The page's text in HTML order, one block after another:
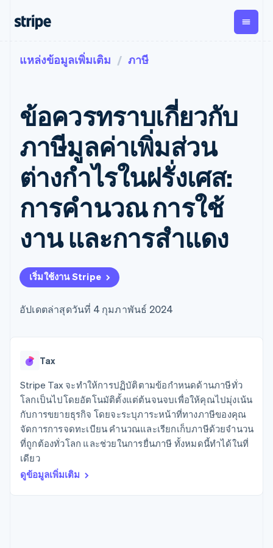
การชำระเงิน
การชำระเงิน
ออนไลน์
Payment links
การชำระเงิน
เขียนโค้ด
Checkout
UI การชำระ
เงินสำเร็จรูป
Elements
องค์ประกอบ UI
ที่ยืดหยุ่น
วิธีการชำระ
มากกว่า 125
รายการ
Authorization
ยกระดับการ
รวดเร็วขึ้น
รายรับ
แบบแผนล่วง
หน้า
Metronome
การเรียกเก็บ
เงินตามการ
ใช้งาน
การชำระเงิน
ตามรอบบิล
การชำระเงิน
ตามรอบบิล
Invoicing
ครั้งเดียวหรือ
ตามแบบแผน
ขายและ VAT
อัตโนมัติ
Revenue
Data
Pipeline
การซิงค์
ข้อมูล
Global
เบิกจ่าย
บุคคลที่
สาม
เพิ่มเติม
ดูสิ่งที่กำลังจะมาถึง
ตามขั้น
ตามกรณีใช้งาน
การค้าแบบใช้เอเจนต์
อีคอมเมิร์ซ
รวมในตัว
การทำงานอัตโนมัติด้าน
ธุรกิจทั่วโลก
การชำระเงินในแอป
การจัดการเงิน
แพลตฟอร์ม
แวดวงครีเอเตอร์
เกม
การบริการ การเดินทาง
และสันทนาการ
ประกันภัย
สื่อและความบันเทิง
องค์กรไม่แสวงผลกำไร
ธุรกิจค้าปลีก
เอกสารประกอบ
ข้อมูลอ้างอิงเกี่ยวกับ API
ไลบรารีและ SDK
Stripe Apps
คู่มือ
ติดตั้งใช้งานการชำระเงิน
สำเร็จรูป
สร้างแพลตฟอร์มหรือ
มาร์เก็ตเพลส
จัดการการชำระเงินตาม
เสนอการเรียกเก็บเงินตาม
การใช้งาน
รองรับอยู่
จัดเตรียมและจัดการ
การเชื่อมต่อการทำงาน
แอป
ตัวอย่างโค้ด
บล็อกของนักพัฒนา
สถานะ API
เรียนรู้
คู่มือ
การสนับสนุน
รับการสนับสนุน
รับการจัดการ
บริการเฉพาะทาง
บริษัท
แผนงานผลิตภัณฑ์
การประชุมประจำปีแบบ
เซสชัน
การติดต่อ
ติดต่อฝ่ายขาย
สมัครเป็นพาร์ทเนอร์
แหล่งข้อมูลเพิ่มเติม ภาษี
ข้อควรทราบเกี่ยวกับ
ภาษีมูลค่าเพิ่มส่วน
ต่างกำไรในฝรั่งเศส:
การคำนวณ การใช้
งาน และการสำแดง
เริ่มใช้งาน Stripe
อัปเดตล่าสุดวันที่ 4 กุมภาพันธ์ 2024
Tax
Stripe Tax จะทำให้การปฏิบัติตามข้อกำหนดด้านภาษีทั่ว
โลกเป็นไปโดยอัตโนมัติตั้งแต่ต้นจนจบเพื่อให้คุณไปมุ่งเน้น
กับการขยายธุรกิจ โดยจะระบุภาระหน้าที่ทางภาษีของคุณ
จัดการการจดทะเบียน คำนวณและเรียกเก็บภาษีด้วยจำนวน
ที่ถูกต้องทั่วโลก และช่วยในการยื่นภาษี ทั้งหมดนี้ทำได้ในที่
เดียว
ดูข้อมูลเพิ่มเติม